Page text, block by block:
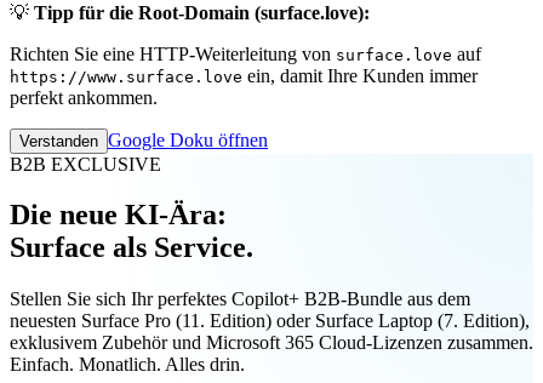
💡 Tipp für die Root-Domain (surface.love):
Richten Sie eine HTTP-Weiterleitung von surface.love auf
https://www.surface.love ein, damit Ihre Kunden immer
perfekt ankommen.
Verstanden Google Doku öffnen
B2B EXCLUSIVE
Die neue KI-Ära:
Surface als Service.
Stellen Sie sich Ihr perfektes Copilot+ B2B-Bundle aus dem
neuesten Surface Pro (11. Edition) oder Surface Laptop (7. Edition),
exklusivem Zubehör und Microsoft 365 Cloud-Lizenzen zusammen.
Einfach. Monatlich. Alles drin.